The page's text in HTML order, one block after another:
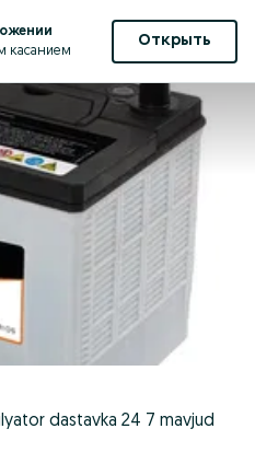
касанием
Открыть
dastavka 24 7 mavjud